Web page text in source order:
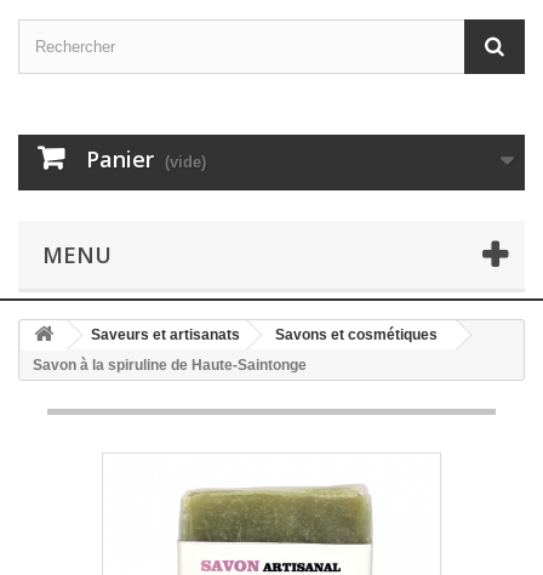
Panier (vide)
MENU
Saveurs et artisanats
Savons et cosmétiques
Savon à la spiruline de Haute-Saintonge